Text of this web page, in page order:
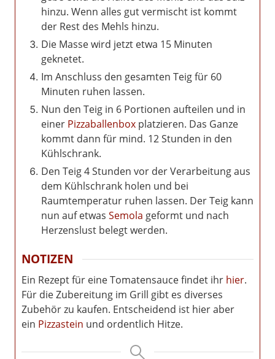
hinzu. Wenn alles gut vermischt ist kommt
der Rest des Mehls hinzu.
Die Masse wird jetzt etwa 15 Minuten
geknetet.
Im Anschluss den gesamten Teig für 60
Minuten ruhen lassen.
Nun den Teig in 6 Portionen aufteilen und in
einer Pizzaballenbox platzieren. Das Ganze
kommt dann für mind. 12 Stunden in den
Kühlschrank.
Den Teig 4 Stunden vor der Verarbeitung aus
dem Kühlschrank holen und bei
Raumtemperatur ruhen lassen. Der Teig kann
nun auf etwas Semola geformt und nach
Herzenslust belegt werden.
NOTIZEN
Ein Rezept für eine Tomatensauce findet ihr hier.
Für die Zubereitung im Grill gibt es diverses
Zubehör zu kaufen. Entscheidend ist hier aber
ein Pizzastein und ordentlich Hitze.